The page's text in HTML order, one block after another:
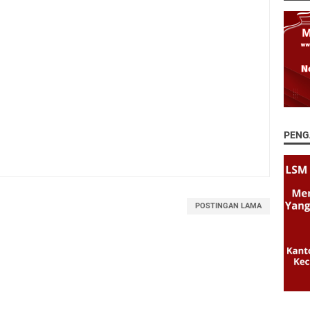
POSTINGAN LAMA